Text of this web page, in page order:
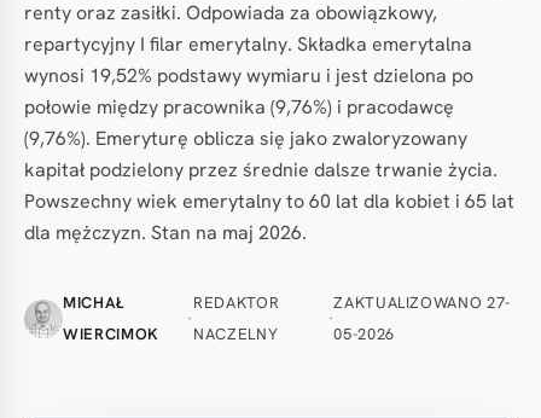
renty oraz zasiłki. Odpowiada za obowiązkowy,
repartycyjny I filar emerytalny. Składka emerytalna
wynosi 19,52% podstawy wymiaru i jest dzielona po
połowie między pracownika (9,76%) i pracodawcę
(9,76%). Emeryturę oblicza się jako zwaloryzowany
kapitał podzielony przez średnie dalsze trwanie życia.
Powszechny wiek emerytalny to 60 lat dla kobiet i 65 lat
dla mężczyzn. Stan na maj 2026.
MICHAŁ
WIERCIMOK
·
REDAKTOR
NACZELNY
·
ZAKTUALIZOWANO 27-
05-2026